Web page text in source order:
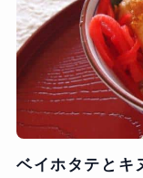
ベイホタテとキ